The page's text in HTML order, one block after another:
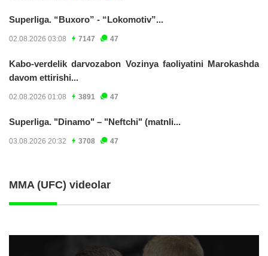
Superliga. “Buxoro” - “Lokomotiv”...
02.08.2026 03:08 7147 47
Kabo-verdelik darvozabon Vozinya faoliyatini Marokashda
davom ettirishi...
02.08.2026 01:08 3891 47
Superliga. "Dinamo" – "Neftchi" (matnli...
03.08.2026 20:32 3708 47
MMA (UFC) videolar